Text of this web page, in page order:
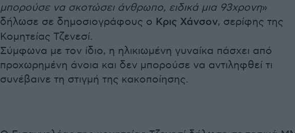
μπορούσε να σκοτώσει άνθρωπο, ειδικά μια 93χρονη»
δήλωσε σε δημοσιογράφους ο Κρις Χάνσον, σερίφης της
Κομητείας Τζενεσί.
Σύμφωνα με τον ίδιο, η ηλικιωμένη γυναίκα πάσχει από
προχωρημένη άνοια και δεν μπορούσε να αντιληφθεί τι
συνέβαινε τη στιγμή της κακοποίησης.